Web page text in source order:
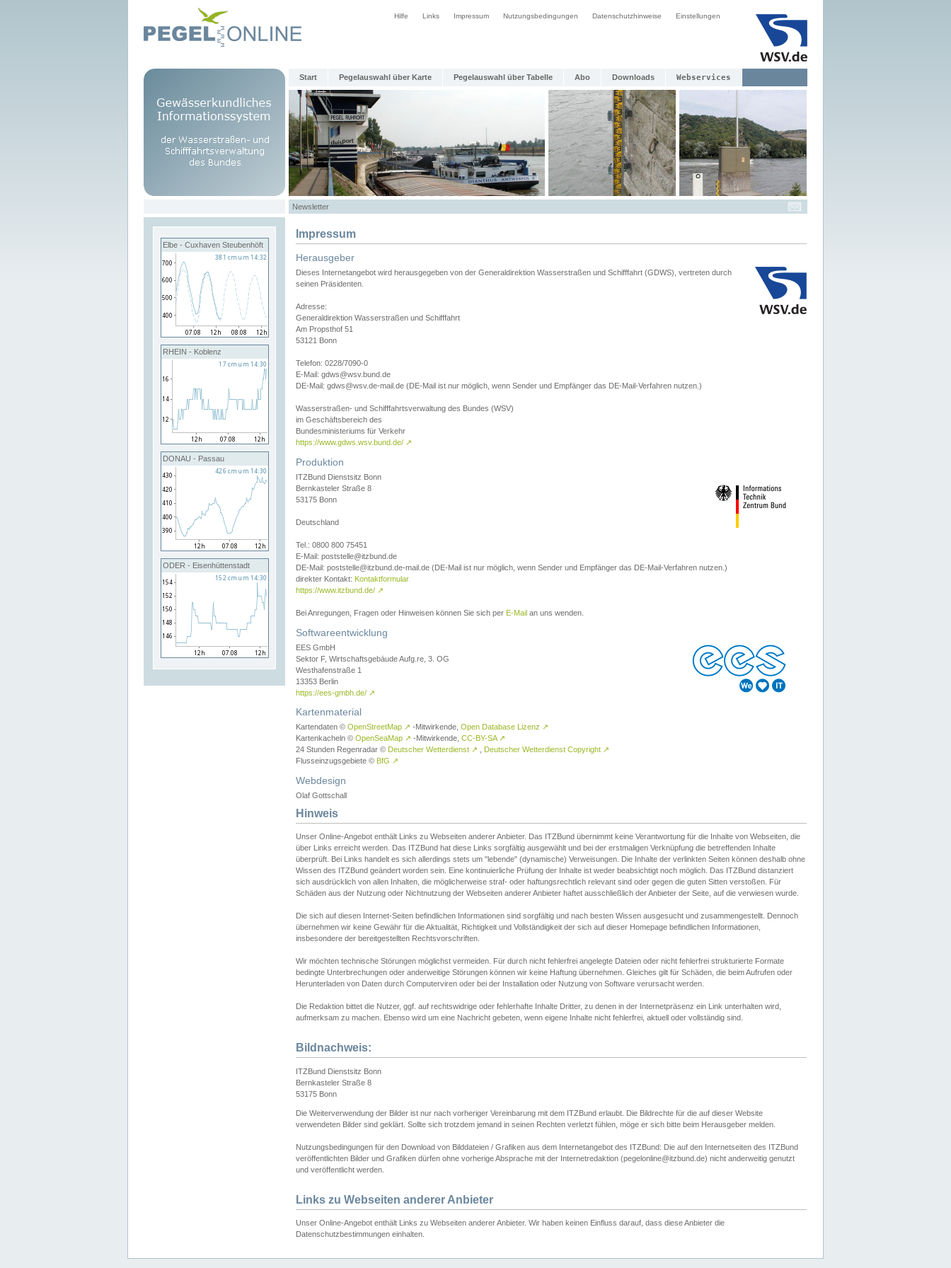
Hilfe Links Impressum Nutzungsbedingungen Datenschutzhinweise Einstellungen
Start Pegelauswahl über Karte Pegelauswahl über Tabelle Abo Downloads Webservices
Newsletter
Elbe - Cuxhaven Steubenhöft
RHEIN - Koblenz
DONAU - Passau
ODER - Eisenhüttenstadt
Impressum
Herausgeber
Dieses Internetangebot wird herausgegeben von der Generaldirektion Wasserstraßen und Schifffahrt (GDWS), vertreten durch
seinen Präsidenten.
Adresse:
Generaldirektion Wasserstraßen und Schifffahrt
Am Propsthof 51
53121 Bonn
Telefon: 0228/7090-0
E-Mail: gdws@wsv.bund.de
DE-Mail: gdws@wsv.de-mail.de (DE-Mail ist nur möglich, wenn Sender und Empfänger das DE-Mail-Verfahren nutzen.)
Wasserstraßen- und Schifffahrtsverwaltung des Bundes (WSV)
im Geschäftsbereich des
Bundesministeriums für Verkehr
https://www.gdws.wsv.bund.de/ ↗
Produktion
ITZBund Dienstsitz Bonn
Bernkasteler Straße 8
53175 Bonn
Deutschland
Tel.: 0800 800 75451
E-Mail: poststelle@itzbund.de
DE-Mail: poststelle@itzbund.de-mail.de (DE-Mail ist nur möglich, wenn Sender und Empfänger das DE-Mail-Verfahren nutzen.)
direkter Kontakt: Kontaktformular
https://www.itzbund.de/ ↗
Bei Anregungen, Fragen oder Hinweisen können Sie sich per E-Mail an uns wenden.
Softwareentwicklung
EES GmbH
Sektor F, Wirtschaftsgebäude Aufg.re, 3. OG
Westhafenstraße 1
13353 Berlin
https://ees-gmbh.de/ ↗
Kartenmaterial
Kartendaten © OpenStreetMap ↗ -Mitwirkende, Open Database Lizenz ↗
Kartenkacheln © OpenSeaMap ↗ -Mitwirkende, CC-BY-SA ↗
24 Stunden Regenradar © Deutscher Wetterdienst ↗ Deutscher Wetterdienst Copyright ↗
Flusseinzugsgebiete © BfG ↗
Webdesign
Olaf Gottschall
Hinweis
Unser Online-Angebot enthält Links zu Webseiten anderer Anbieter. Das ITZBund übernimmt keine Verantwortung für die Inhalte von Webseiten, die
über Links erreicht werden. Das ITZBund hat diese Links sorgfältig ausgewählt und bei der erstmaligen Verknüpfung die betreffenden Inhalte
überprüft. Bei Links handelt es sich allerdings stets um "lebende" (dynamische) Verweisungen. Die Inhalte der verlinkten Seiten können deshalb ohne
Wissen des ITZBund geändert worden sein. Eine kontinuierliche Prüfung der Inhalte ist weder beabsichtigt noch möglich. Das ITZBund distanziert
sich ausdrücklich von allen Inhalten, die möglicherweise straf- oder haftungsrechtlich relevant sind oder gegen die guten Sitten verstoßen. Für
Schäden aus der Nutzung oder Nichtnutzung der Webseiten anderer Anbieter haftet ausschließlich der Anbieter der Seite, auf die verwiesen wurde.
Die sich auf diesen Internet-Seiten befindlichen Informationen sind sorgfältig und nach besten Wissen ausgesucht und zusammengestellt. Dennoch
übernehmen wir keine Gewähr für die Aktualität, Richtigkeit und Vollständigkeit der sich auf dieser Homepage befindlichen Informationen,
insbesondere der bereitgestellten Rechtsvorschriften.
Wir möchten technische Störungen möglichst vermeiden. Für durch nicht fehlerfrei angelegte Dateien oder nicht fehlerfrei strukturierte Formate
bedingte Unterbrechungen oder anderweitige Störungen können wir keine Haftung übernehmen. Gleiches gilt für Schäden, die beim Aufrufen oder
Herunterladen von Daten durch Computerviren oder bei der Installation oder Nutzung von Software verursacht werden.
Die Redaktion bittet die Nutzer, ggf. auf rechtswidrige oder fehlerhafte Inhalte Dritter, zu denen in der Internetpräsenz ein Link unterhalten wird,
aufmerksam zu machen. Ebenso wird um eine Nachricht gebeten, wenn eigene Inhalte nicht fehlerfrei, aktuell oder vollständig sind.
Bildnachweis:
ITZBund Dienstsitz Bonn
Bernkasteler Straße 8
53175 Bonn
Die Weiterverwendung der Bilder ist nur nach vorheriger Vereinbarung mit dem ITZBund erlaubt. Die Bildrechte für die auf dieser Website
verwendeten Bilder sind geklärt. Sollte sich trotzdem jemand in seinen Rechten verletzt fühlen, möge er sich bitte beim Herausgeber melden.
Nutzungsbedingungen für den Download von Bilddateien / Grafiken aus dem Internetangebot des ITZBund: Die auf den Internetseiten des ITZBund
veröffentlichten Bilder und Grafiken dürfen ohne vorherige Absprache mit der Internetredaktion (pegelonline@itzbund.de) nicht anderweitig genutzt
und veröffentlicht werden.
Links zu Webseiten anderer Anbieter
Unser Online-Angebot enthält Links zu Webseiten anderer Anbieter. Wir haben keinen Einfluss darauf, dass diese Anbieter die
Datenschutzbestimmungen einhalten.